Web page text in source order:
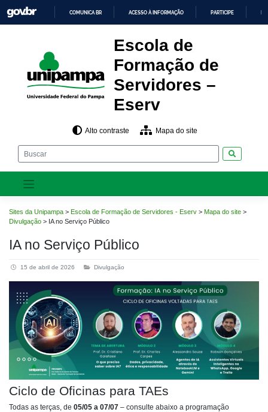
para
o
O
CONTEÚDO
COMUNICA BR ACESSO À INFORMAÇÃO PARTICIPE
Escola de
Formação de
Servidores –
Eserv
Alto contraste Mapa do site
Sites da Unipampa > Escola de Formação de Servidores - Eserv > Mapa do site >
Divulgação > IA no Serviço Público
IA no Serviço Público
15 de abril de 2026 Divulgação
Ciclo de Oficinas para TAEs
Todas as terças, de 05/05 a 07/07 – consulte abaixo a programação